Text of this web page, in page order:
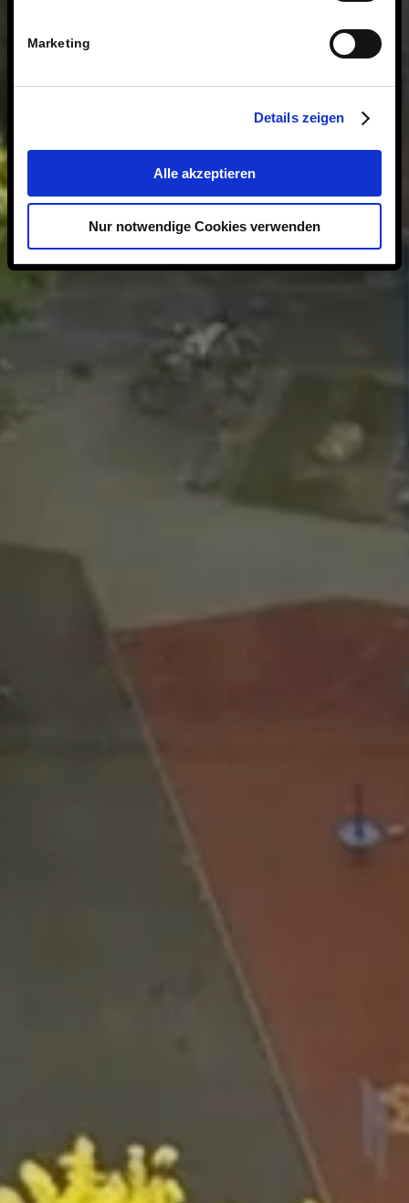
Marketing
Details zeigen
Alle akzeptieren
Nur notwendige Cookies verwenden